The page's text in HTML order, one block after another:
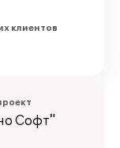
клиентов
Софт"